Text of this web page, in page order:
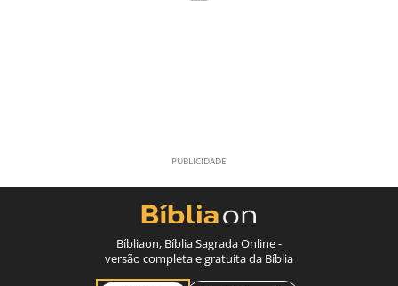
Bíbliaon, Bíblia Sagrada Online -
versão completa e gratuita da Bíblia